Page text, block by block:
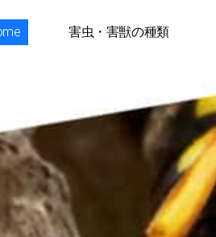
害虫・害獣の種類